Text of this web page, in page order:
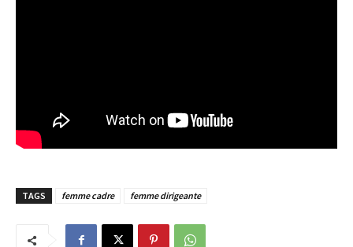
TAGS femme cadre femme dirigeante